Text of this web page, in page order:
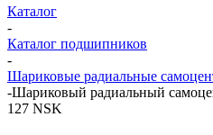
Каталог
-
Каталог подшипников
-
Шариковые радиальные
-Шариковый радиальный
127 NSK